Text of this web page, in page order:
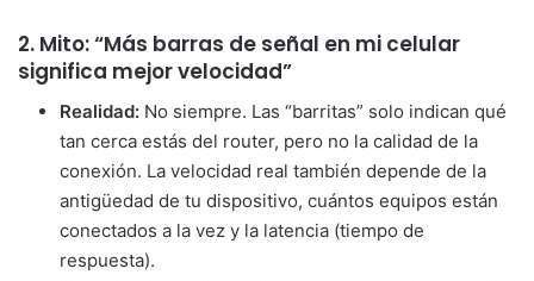
2. Mito: “Más barras de señal en mi celular
significa mejor velocidad”
Realidad: No siempre. Las “barritas” solo indican qué
tan cerca estás del router, pero no la calidad de la
conexión. La velocidad real también depende de la
antigüedad de tu dispositivo, cuántos equipos están
conectados a la vez y la latencia (tiempo de
respuesta).